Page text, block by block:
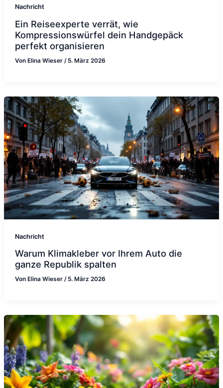
Nachricht
Ein Reiseexperte verrät, wie
Kompressionswürfel dein Handgepäck
perfekt organisieren
Von Elina Wieser / 5. März 2026
Nachricht
Warum Klimakleber vor Ihrem Auto die
ganze Republik spalten
Von Elina Wieser / 5. März 2026